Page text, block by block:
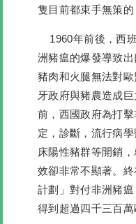
隻目前都束手無策的
1960年前後，西
洲豬瘟的爆發導致
豬肉和火腿無法對
牙政府與豬農造成
前，西國政府為打
定，診斷，流行病
床陽性豬群等開銷
效卻非常不顯著。
計劃」對付非洲豬
得到超過四千三百萬